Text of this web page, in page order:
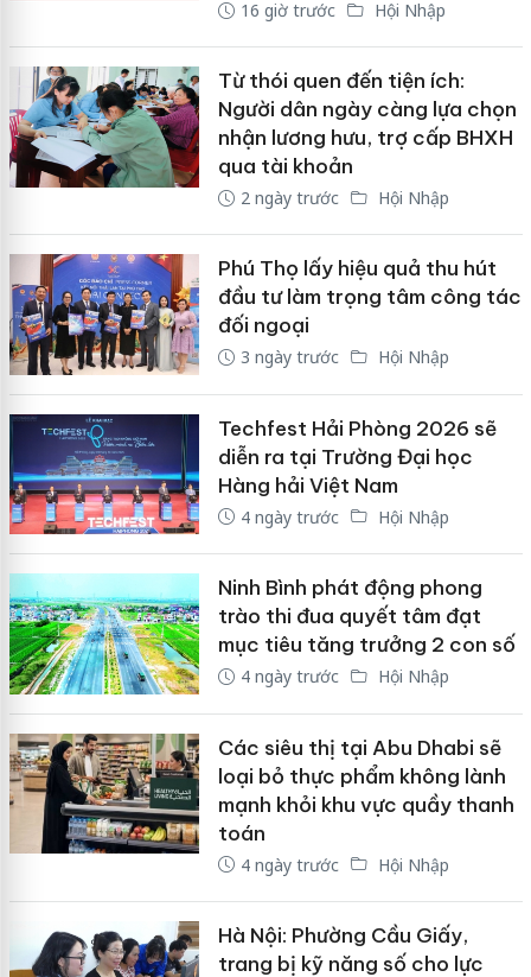
16 giờ trước Hội Nhập
Từ thói quen đến tiện ích:
Người dân ngày càng lựa chọn
nhận lương hưu, trợ cấp BHXH
qua tài khoản
2 ngày trước Hội Nhập
Phú Thọ lấy hiệu quả thu hút
đầu tư làm trọng tâm công tác
đối ngoại
3 ngày trước Hội Nhập
Techfest Hải Phòng 2026 sẽ
diễn ra tại Trường Đại học
Hàng hải Việt Nam
4 ngày trước Hội Nhập
Ninh Bình phát động phong
trào thi đua quyết tâm đạt
mục tiêu tăng trưởng 2 con số
4 ngày trước Hội Nhập
Các siêu thị tại Abu Dhabi sẽ
loại bỏ thực phẩm không lành
mạnh khỏi khu vực quầy thanh
toán
4 ngày trước Hội Nhập
Hà Nội: Phường Cầu Giấy,
trang bị kỹ năng số cho lực